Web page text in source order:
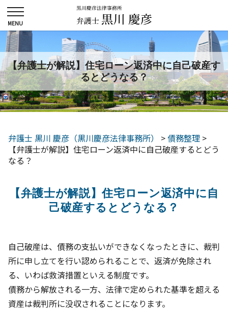
【弁護士が解説】住宅ローン返済中に自己破産す
るとどうなる？
弁護士 黒川 慶彦（黒川慶彦法律事務所） >債務整理 >
【弁護士が解説】住宅ローン返済中に自己破産するとどう
なる？
【弁護士が解説】住宅ローン返済中に自
己破産するとどうなる？
自己破産は、債務の支払いができなくなったときに、裁判
所に申し立てを行い認められることで、返済が免除され
る、いわば救済措置といえる制度です。
債務から解放される一方、法律で定められた基準を超える
資産は裁判所に没収されることになります。